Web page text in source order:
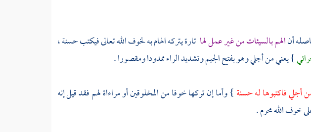
أنالهم بالسيئات من غير عمل لها تارة يتركه الهام به لخوف الله تعالى فيكتب حسنة ،
} يعني من أجلي وهو بفتح الجيم وتشديد الراء ممدودا ومقصورا .
أجلي فاكتبوها له حسنة} وأما إن تركها خوفا من المخلوقين أو مراءاة لهم فقد قيل إنه
خوف الله محرم .